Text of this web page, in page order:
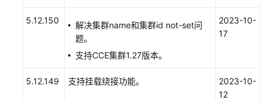
源
5.12.150
解决集群name和集群id not-set问
题。
支持CCE集群1.27版本。
2023-10-
17
5.12.149 支持挂载绕接功能。
2023-10-
12